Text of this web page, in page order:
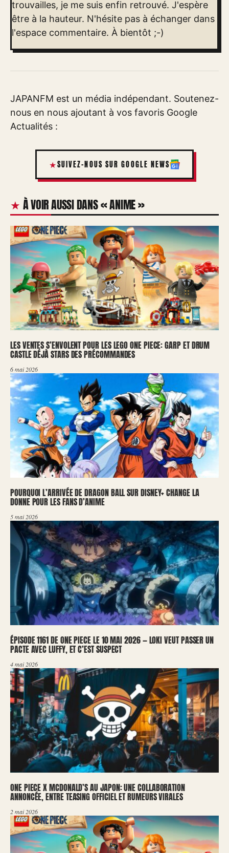
trouvailles, je me suis enfin retrouvé. J'espère
être à la hauteur. N'hésite pas à échanger dans
l'espace commentaire. À bientôt ;-)
JAPANFM est un média indépendant. Soutenez-
nous en nous ajoutant à vos favoris Google
Actualités :
SUIVEZ-NOUS SUR GOOGLE NEWS
À VOIR AUSSI DANS « ANIME »
LES VENTES S’ENVOLENT POUR LES LEGO ONE PIECE: GARP ET DRUM
CASTLE DÉJÀ STARS DES PRÉCOMMANDES
6 mai 2026
POURQUOI L’ARRIVÉE DE DRAGON BALL SUR DISNEY+ CHANGE LA
DONNE POUR LES FANS D’ANIME
5 mai 2026
ÉPISODE 1161 DE ONE PIECE LE 10 MAI 2026 — LOKI VEUT PASSER UN
PACTE AVEC LUFFY, ET C’EST SUSPECT
4 mai 2026
ONE PIECE X MCDONALD’S AU JAPON: UNE COLLABORATION
ANNONCÉE, ENTRE TEASING OFFICIEL ET RUMEURS VIRALES
2 mai 2026